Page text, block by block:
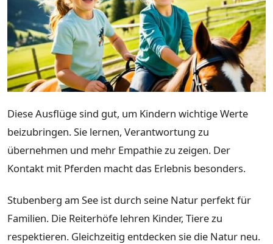
Diese Ausflüge sind gut, um Kindern wichtige Werte
beizubringen. Sie lernen, Verantwortung zu
übernehmen und mehr Empathie zu zeigen. Der
Kontakt mit Pferden macht das Erlebnis besonders.
Stubenberg am See ist durch seine Natur perfekt für
Familien. Die Reiterhöfe lehren Kinder, Tiere zu
respektieren. Gleichzeitig entdecken sie die Natur neu.